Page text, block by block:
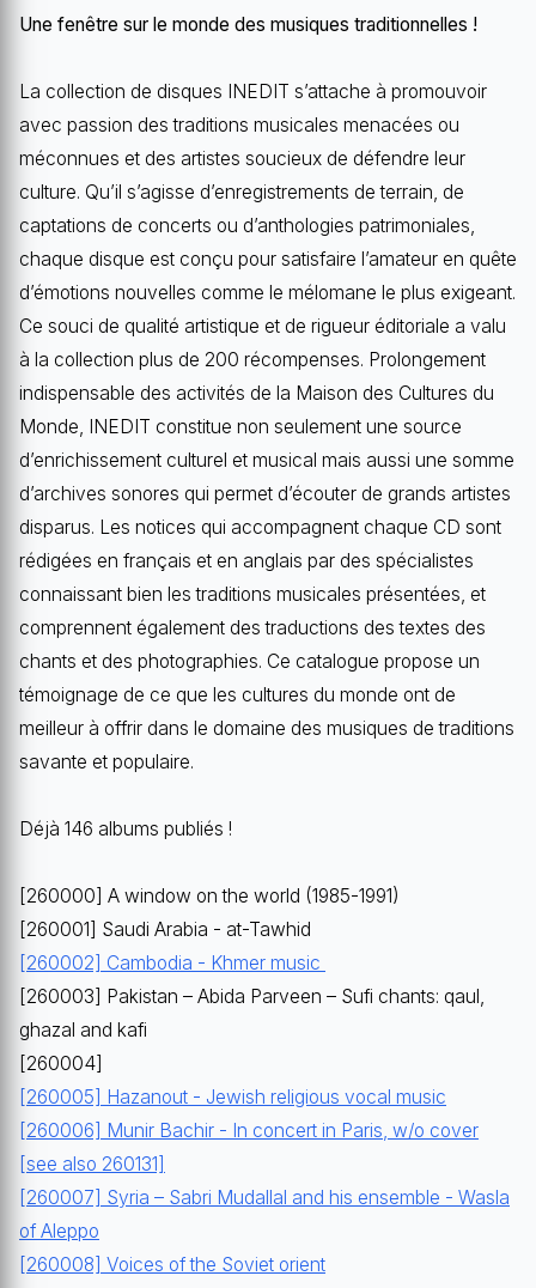
Une fenêtre sur le monde des musiques traditionnelles !
La collection de disques INEDIT s’attache à promouvoir
avec passion des traditions musicales menacées ou
méconnues et des artistes soucieux de défendre leur
culture. Qu’il s’agisse d’enregistrements de terrain, de
captations de concerts ou d’anthologies patrimoniales,
chaque disque est conçu pour satisfaire l’amateur en quête
d’émotions nouvelles comme le mélomane le plus exigeant.
Ce souci de qualité artistique et de rigueur éditoriale a valu
à la collection plus de 200 récompenses. Prolongement
indispensable des activités de la Maison des Cultures du
Monde, INEDIT constitue non seulement une source
d’enrichissement culturel et musical mais aussi une somme
d’archives sonores qui permet d’écouter de grands artistes
disparus. Les notices qui accompagnent chaque CD sont
rédigées en français et en anglais par des spécialistes
connaissant bien les traditions musicales présentées, et
comprennent également des traductions des textes des
chants et des photographies. Ce catalogue propose un
témoignage de ce que les cultures du monde ont de
meilleur à offrir dans le domaine des musiques de traditions
savante et populaire.
Déjà 146 albums publiés !
[260000] A window on the world (1985-1991)
[260001] Saudi Arabia - at-Tawhid
[260002] Cambodia - Khmer music
[260003] Pakistan – Abida Parveen – Sufi chants: qaul,
ghazal and kafi
[260004]
[260005] Hazanout - Jewish religious vocal music
[260006] Munir Bachir - In concert in Paris, w/o cover
[see also 260131]
[260007] Syria – Sabri Mudallal and his ensemble - Wasla
of Aleppo
[260008] Voices of the Soviet orient